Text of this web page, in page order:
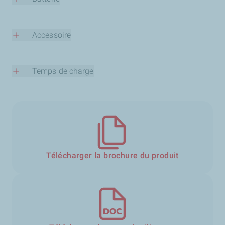
Accessoire
Temps de charge
Télécharger la brochure du produit